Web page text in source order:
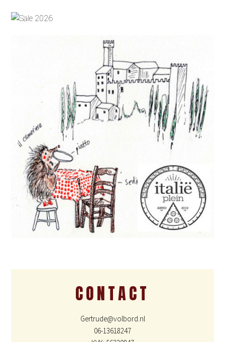
CONTACT
Gertrude@volbord.nl
06-13618247